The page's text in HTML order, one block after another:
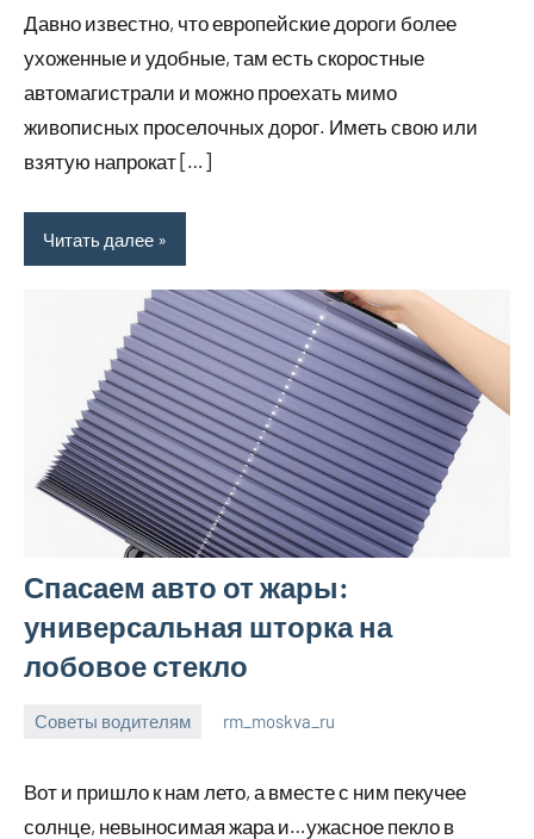
2023
Давно известно, что европейские дороги более
ухоженные и удобные, там есть скоростные
автомагистрали и можно проехать мимо
живописных проселочных дорог. Иметь свою или
взятую напрокат […]
Читать далее
Спасаем авто от жары:
универсальная шторка на
лобовое стекло
Советы водителям
2023
rm_moskva_ru
Вот и пришло к нам лето, а вместе с ним пекучее
солнце, невыносимая жара и…ужасное пекло в